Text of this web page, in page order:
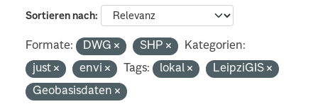
Sortieren nach
Formate: DWG SHP
Kategorien:
just
envi Tags: lokal
LeipziGIS
Geobasisdaten